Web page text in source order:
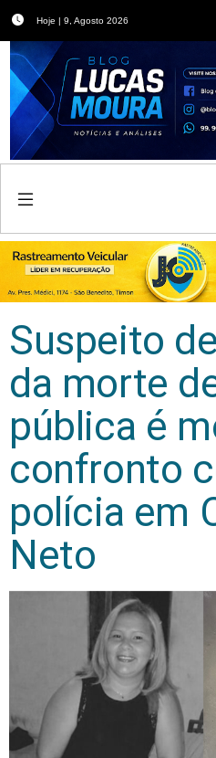
Hoje | 9, Agosto 2026
Suspeito
da morte
pública é
confronto
polícia em
Neto